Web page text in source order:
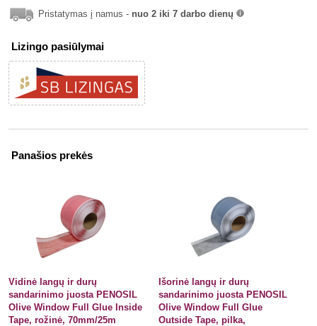
Pristatymas į namus - nuo 2 iki 7 darbo dienų
Lizingo pasiūlymai
Panašios prekės
Vidinė langų ir durų
sandarinimo juosta PENOSIL
Olive Window Full Glue Inside
Tape, rožinė, 70mm/25m
Išorinė langų ir durų
sandarinimo juosta PENOSIL
Olive Window Full Glue
Outside Tape, pilka,